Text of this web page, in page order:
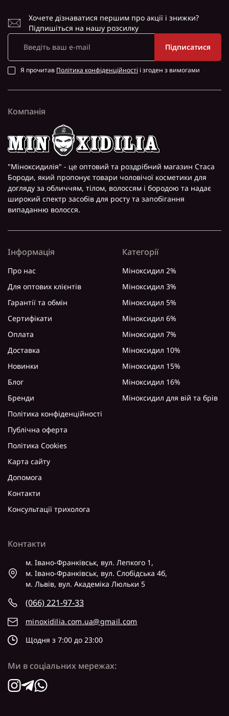
Хочете дізнаватися першим про акції і знижки?
Підпишіться на нашу розсилку
Підписатися
Я прочитав Політика конфіденційності і згоден з вимогами
Компанія
"Міноксидилія" - це оптовий та роздрібний магазин Стаса
Бороди, який пропонує товари чоловічої косметики для
догляду за обличчям, тілом, волоссям і бородою та надає
широкий спектр засобів для росту та запобігання
випаданню волосся.
Інформація
Про нас
Для оптових клієнтів
Гарантії та обмін
Сертифікати
Оплата
Доставка
Новинки
Блог
Бренди
Політика конфіденційності
Публічна оферта
Політика Cookies
Карта сайту
Допомога
Контакти
Консультації трихолога
Категорії
Міноксидил 2%
Міноксидил 3%
Міноксидил 5%
Міноксидил 6%
Міноксидил 7%
Міноксидил 10%
Міноксидил 15%
Міноксидил 16%
Міноксидил для вій та брів
Контакти
м. Івано-Франківськ, вул. Лепкого 1,
м. Івано-Франківськ, вул. Слобідська 4б,
м. Львів, вул. Академіка Люльки 5
(066) 221-97-33
minoxidilia.com.ua@gmail.com
Щодня з 7:00 до 23:00
Ми в соціальних мережах: